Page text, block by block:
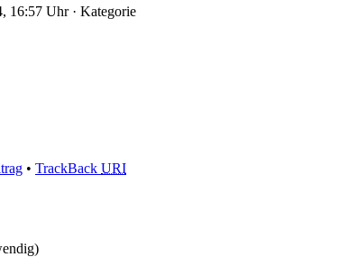
16:57 Uhr · Kategorie
• TrackBack URI